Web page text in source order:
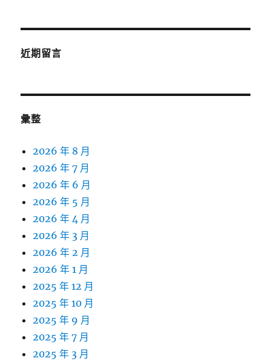
近期留言
彙整
2026 年 8 月
2026 年 7 月
2026 年 6 月
2026 年 5 月
2026 年 4 月
2026 年 3 月
2026 年 2 月
2026 年 1 月
2025 年 12 月
2025 年 10 月
2025 年 9 月
2025 年 7 月
2025 年 3 月